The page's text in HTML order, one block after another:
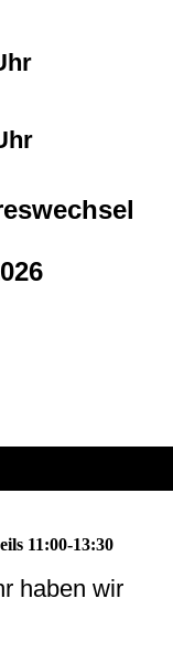
11:00-13:30
haben wir